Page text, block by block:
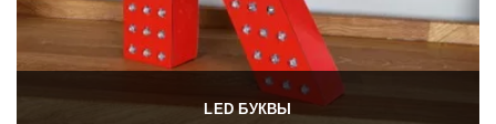
LED БУКВЫ